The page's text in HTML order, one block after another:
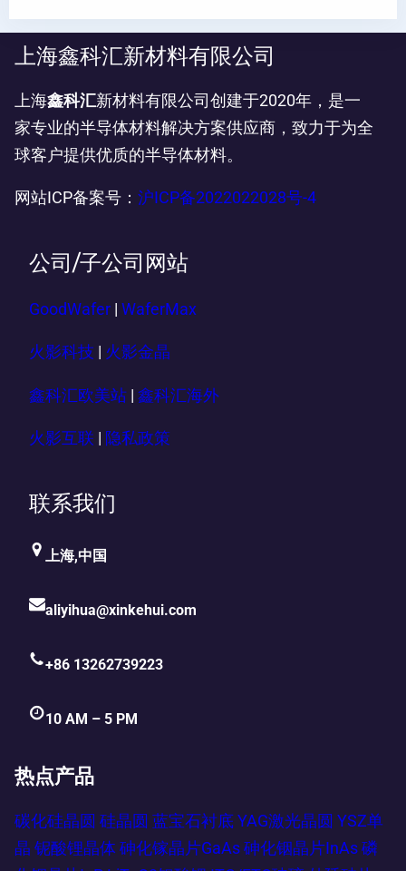
上海鑫科汇新材料有限公司
上海鑫科汇新材料有限公司创建于2020年，是一
家专业的半导体材料解决方案供应商，致力于为全
球客户提供优质的半导体材料。
网站ICP备案号： 沪ICP备2022022028号-4
公司/子公司网站
GoodWafer | WaferMax
火影科技 火影金晶
鑫科汇欧美站 | 鑫科汇海外
火影互联 隐私政策
联系我们
上海,中国
aliyihua@xinkehui.com
+86 13262739223
10 AM – 5 PM
热点产品
碳化硅晶圆 硅晶圆 蓝宝石衬底 YAG激光晶圆 YSZ单
晶 铌酸锂晶体 砷化镓晶片GaAs 砷化铟晶片InAs 磷